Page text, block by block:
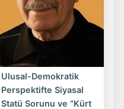
Ulusal-Demokratik
Perspektifte Siyasal
Statü Sorunu ve “Kürt